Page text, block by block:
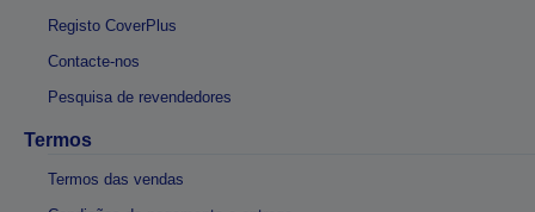
Registo CoverPlus
Contacte-nos
Pesquisa de revendedores
Termos
Termos das vendas